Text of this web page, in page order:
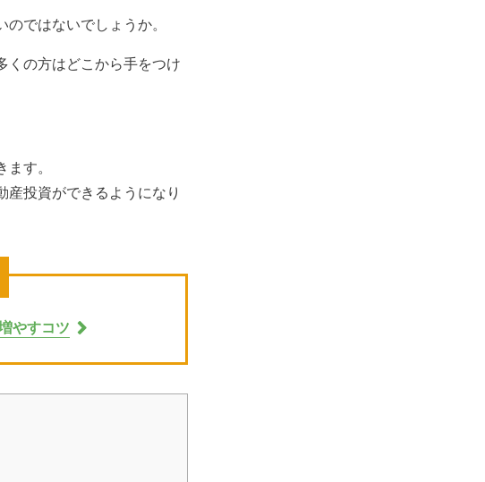
ではないでしょうか。
くの方はどこから手をつけ
す。
投資ができるようになり
やすコツ